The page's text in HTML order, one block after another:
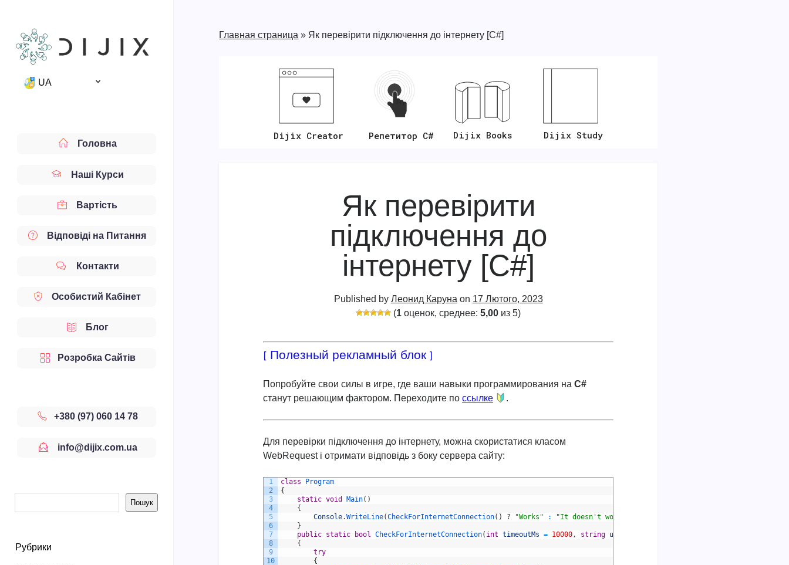
UA
Головна
Наші Курси
Вартість
Відповіді на Питання
Контакти
Особистий Кабінет
Блог
Розробка Сайтів
+380 (97) 060 14 78
info@dijix.com.ua
Sidebar
Пошук
Рубрики
Главная страница » Як перевірити підключення до інтернету [C#]
Dijix Creator Репетитор C# Dijix Books Dijix Study
Як перевірити
підключення до
інтернету [C#]
Published by Леонид Каруна on 17 Лютого, 2023
(1 оценок, среднее:5,00 из 5)
[ Полезный рекламный блок ]
Попробуйте свои силы в игре, где ваши навыки программирования наC#
станут решающим фактором. Переходите поссылке .
Для перевірки підключення до інтернету, можна скористатися класом
WebRequest і отримати відповідь з боку сервера сайту:
1
2
3
4
5
6
7
8
9
10
class
Program
{
static void Main( )
{
Console.WriteLine(CheckForInternetConnection( ) ? "Works" : "It doesn't work"
}
public static bool CheckForInternetConnection( int timeoutMs = 10000, string url
{
try
{